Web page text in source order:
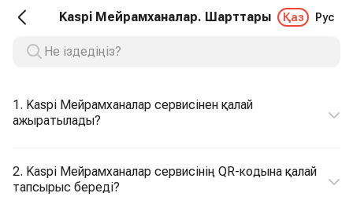
Kaspi Мейрамханалар. Шарттары Қаз Рус
1. Kaspi Мейрамханалар сервисінен қалай
ажыратылады?
2. Kaspi Мейрамханалар сервисінің QR-кодына қалай
тапсырыс береді?